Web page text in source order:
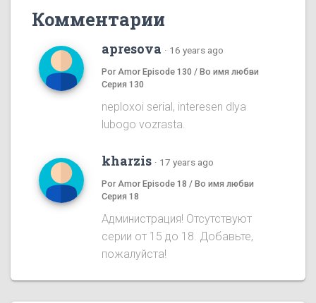
Комментарии
apresova · 16 years ago
Por Amor Episode 130 / Во имя любви
Серия 130
neploxoi serial, interesen dlya
lubogo vozrasta.
kharzis · 17 years ago
Por Amor Episode 18 / Во имя любви
Серия 18
Администрация! Отсутствуют
серии от 15 до 18. Добавьте,
пожалуйста!